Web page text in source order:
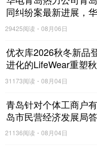
同纠纷案最新进展，
师
29425阅读 08月06日
优衣库2026秋冬新品
进化的LifeWear重塑
31173阅读 08月04日
青岛针对个体工商户
岛市民营经济发展局
21136阅读 08月04日